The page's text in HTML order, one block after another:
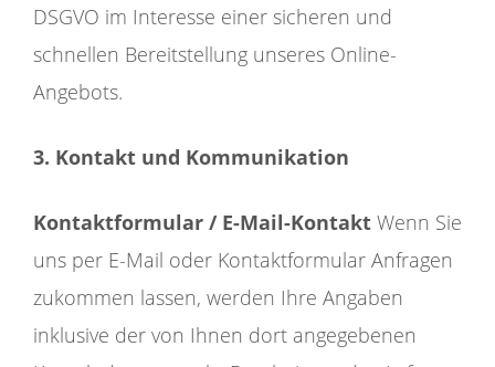
DSGVO im Interesse einer sicheren und
schnellen Bereitstellung unseres Online-
Angebots.
3. Kontakt und Kommunikation
Kontaktformular / E-Mail-Kontakt Wenn Sie
uns per E-Mail oder Kontaktformular Anfragen
zukommen lassen, werden Ihre Angaben
inklusive der von Ihnen dort angegebenen